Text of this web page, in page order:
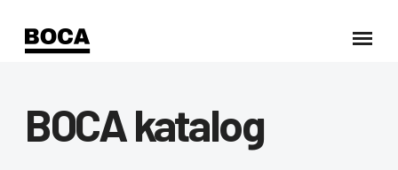
BOCA katalog